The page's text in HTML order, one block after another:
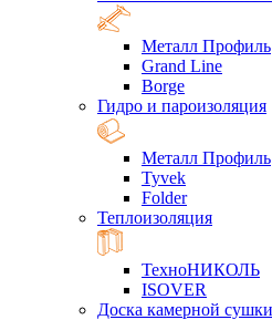
Металл Профиль
Grand Line
Borge
Гидро и пароизоляция
Металл Профиль
Tyvek
Folder
Теплоизоляция
ТехноНИКОЛЬ
ISOVER
Доска камерной сушки